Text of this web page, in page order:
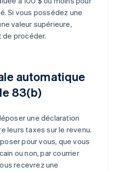
Si vous possédez une
valeur supérieure,
de procéder.
automatique
83(b)
une déclaration
leurs taxes sur le revenu.
pour vous, que vous
ou non, par courrier
recevrez une